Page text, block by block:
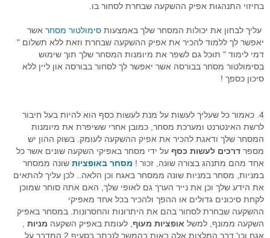
בחיזוי התנהגות אפיק ההשקעה שבחרת לסחור בו.
עליך לבחון את יכולות המסחר שלך באמצעות סימולטור מסחר אשר
יאפשר לך ללמוד להכיר את אפיק ההשקעה שבחרת וזאת ללא תשלום "
דמי לימוד " תוכל גם לשפר את מיומנות המסחר שלך תוך שימוש
בסימולטור מסחר בבורסה אשר יאפשר לך לסחור בבורסה און ליין ללא
סיכון כספך !
4. כאמור כל שעליך לעשות על מנת לעשות כסף הוא להיות בעל חיבור
לרשת האינטרנט ומערכת מסחר, כמובן אחרי ששיפרת את מיומנות
המסחר שלך ודאגת להכיר את אפיק ההשקעה לעומק. בשוק ההון יש
מספר דרכים לעשות כסף על ידי מסחר באפיקי השקעה שונים אשר כל
אחד מהם מתנהג בצורה שונה, זכור ! מסחר באופציות שונה ממסחר
במניות, מסחר במניות שונה ממסחר באגח וכן הלאה.. לכן עליך להתאים
את הידע שלך וכן את נייר הערך גם לאופי שלך, האם אתה סוחר שמוכן
לקחת סיכונים גדולים או ההפך ולהכיר בכל אחד מאפיקי
ההשקעה שבחרת לסחור בהם את היתרונות והחסרונות. במסחר באפיק
השקעה ממונף, למשל אופציות מעוף , לעומת באפיק השקעה מניות
אגח וכו' דבר המלצות אלה באות בהמשך לנכתב בסעיף 2 המדבר על